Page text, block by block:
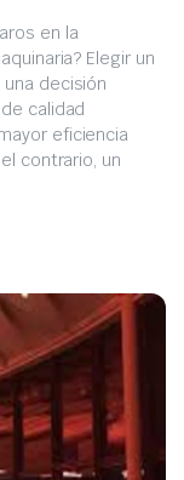
en la
Elegir un
decisión
calidad
eficiencia
contrario, un